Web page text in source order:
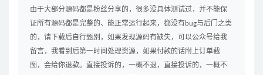
由于大部分源码都是粉丝分享的，很多没具体测试过，并不能保
证所有源码都是完整的、能正常运行起来，都没有bug与后门之类
的，请下载后自行甄别，如果发现源码有缺失，可以公众号给我
留言，我看到后第一时间处理资源，如果付款的话附上订单截
图，会给你退款。直接投诉的，一概不退，直接投诉的，一概不